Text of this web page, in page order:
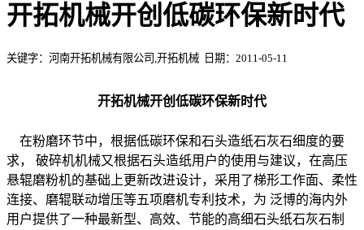
开拓机械开创低碳环保新时代
关键字：河南开拓机械有限公司,开拓机械 日期：2011-05-11
开拓机械开创低碳环保新时代
在粉磨环节中，根据低碳环保和石头造纸石灰石细度的要
求， 破碎机机械又根据石头造纸用户的使用与建议，在高压
悬辊磨粉机的基础上更新改进设计，采用了梯形工作面、柔性
连接、磨辊联动增压等五项磨机专利技术，为 泛博的海内外
用户提供了一种最新型、高效、节能的高细石头纸石灰石制